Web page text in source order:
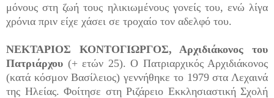
μόνους στη ζωή τους ηλικιωμένους γονείς του, ενώ λίγα
χρόνια πριν είχε χάσει σε τροχαίο τον αδελφό του.
ΝΕΚΤΑΡΙΟΣ ΚΟΝΤΟΓΙΩΡΓΟΣ, Αρχιδιάκονος του
Πατριάρχου (+ ετών 25). Ο Πατριαρχικός Αρχιδιάκονος
(κατά κόσμον Βασίλειος) γεννήθηκε το 1979 στα Λεχαινά
της Ηλείας. Φοίτησε στη Ριζάρειο Εκκλησιαστική Σχολή